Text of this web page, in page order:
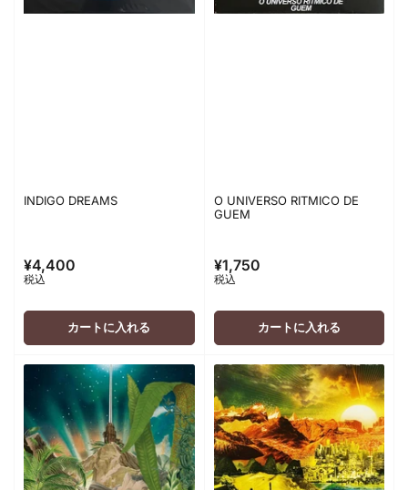
INDIGO DREAMS
通
常
価
¥4,400
税込
カートに入れる
O UNIVERSO RITMICO DE
GUEM
通
常
価
¥1,750
税込
カートに入れる